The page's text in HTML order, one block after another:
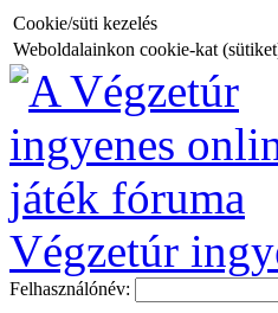
Cookie/süti kezelés
Weboldalainkon cookie-kat
Végzetúr
Felhasználónév: